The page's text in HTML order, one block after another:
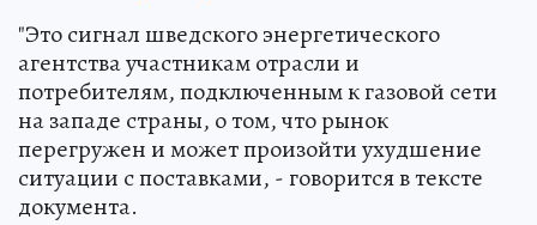
"Это сигнал шведского энергетического
агентства участникам отрасли и
потребителям, подключенным к газовой сети
на западе страны, о том, что рынок
перегружен и может произойти ухудшение
ситуации с поставками, - говорится в тексте
документа.